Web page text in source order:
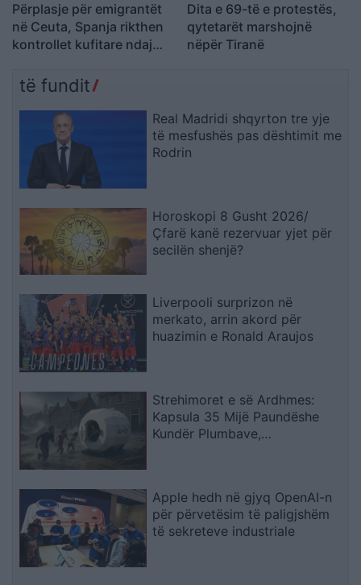
Përplasje për emigrantët
në Ceuta, Spanja rikthen
kontrollet kufitare ndaj
Dita e 69-të e protestës,
qytetarët marshojnë
nëpër Tiranë
të fundit
Real Madridi shqyrton tre yje
të mesfushës pas dështimit me
Rodrin
Horoskopi 8 Gusht 2026/
Çfarë kanë rezervuar yjet për
secilën shenjë?
Liverpooli surprizon në
merkato, arrin akord për
huazimin e Ronald Araujos
Strehimoret e së Ardhmes:
Kapsula 35 Mijë Paundëshe
Kundër Plumbave,
Apple hedh në gjyq OpenAI-n
për përvetësim të paligjshëm
të sekreteve industriale